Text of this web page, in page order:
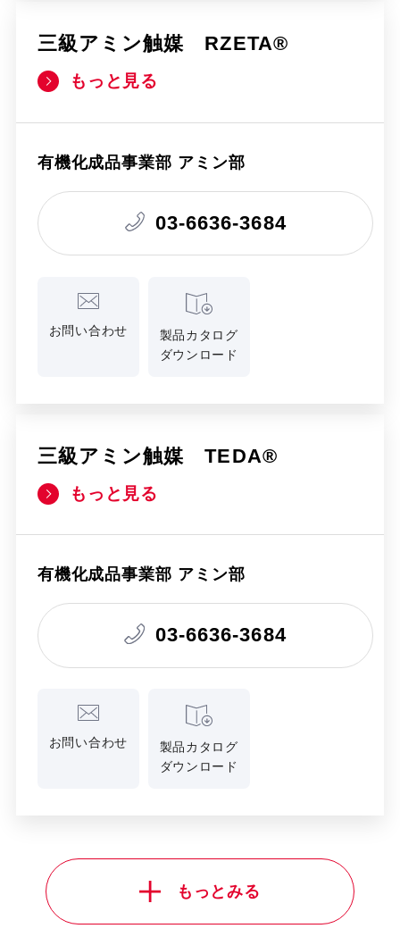
三級アミン触媒 RZETA®
もっと見る
有機化成品事業部 アミン部
03-6636-3684
お問い合わせ
製品カタログ
ダウンロード
三級アミン触媒 TEDA®
もっと見る
有機化成品事業部 アミン部
03-6636-3684
お問い合わせ
製品カタログ
ダウンロード
もっとみる